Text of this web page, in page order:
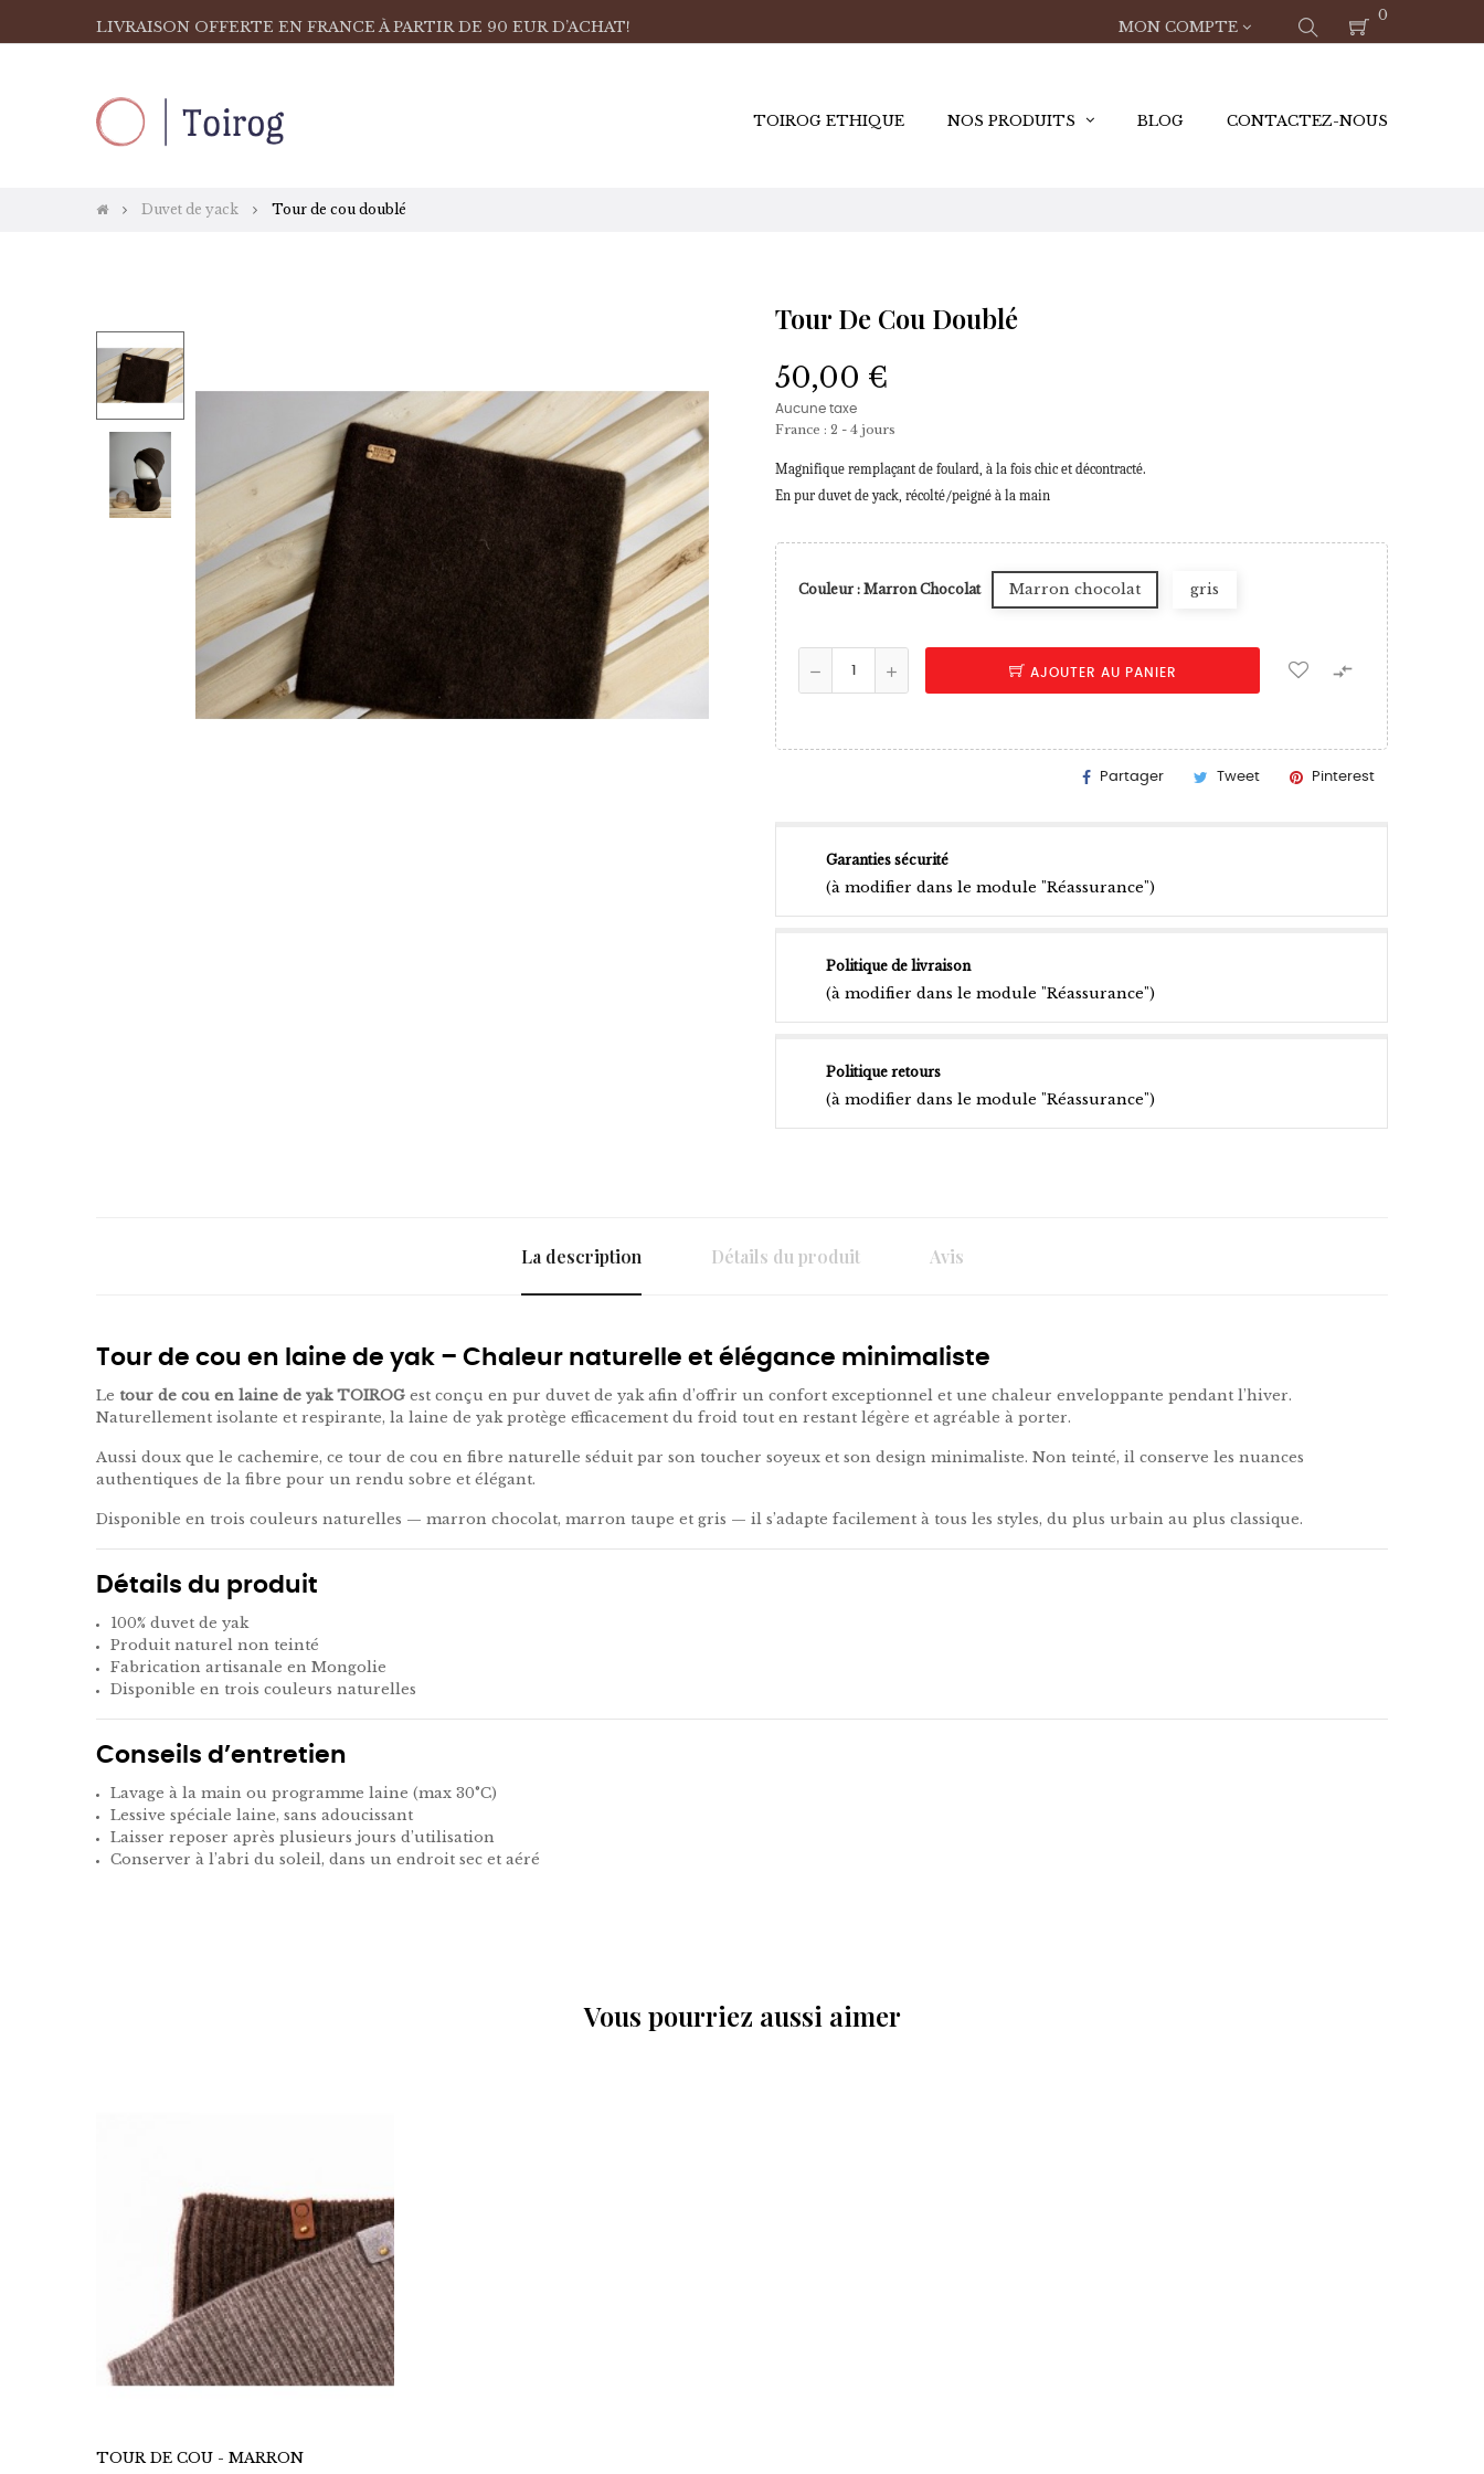
LIVRAISON OFFERTE EN FRANCE À PARTIR DE 90 EUR D’ACHAT! MON COMPTE
0
TOIROG ETHIQUE NOS PRODUITS BLOG CONTACTEZ-NOUS
Duvet de yack Tour de cou doublé
Tour De Cou Doublé
50,00 €
Aucune taxe
France : 2 - 4 jours
Magnifique remplaçant de foulard, à la fois chic et décontracté.
En pur duvet de yack, récolté/peigné à la main
Couleur : Marron Chocolat Marron chocolat gris
AJOUTER AU PANIER 
Partager Tweet Pinterest
Garanties sécurité
(à modifier dans le module "Réassurance")
Politique de livraison
(à modifier dans le module "Réassurance")
Politique retours
(à modifier dans le module "Réassurance")
La description Détails du produit Avis
Tour de cou en laine de yak – Chaleur naturelle et élégance minimaliste
Le tour de cou en laine de yak TOIROG est conçu en pur duvet de yak afin d’offrir un confort exceptionnel et une chaleur enveloppante pendant l’hiver.
Naturellement isolante et respirante, la laine de yak protège efficacement du froid tout en restant légère et agréable à porter.
Aussi doux que le cachemire, ce tour de cou en fibre naturelle séduit par son toucher soyeux et son design minimaliste. Non teinté, il conserve les nuances
authentiques de la fibre pour un rendu sobre et élégant.
Disponible en trois couleurs naturelles — marron chocolat, marron taupe et gris — il s’adapte facilement à tous les styles, du plus urbain au plus classique.
Détails du produit
100% duvet de yak
Produit naturel non teinté
Fabrication artisanale en Mongolie
Disponible en trois couleurs naturelles
Conseils d’entretien
Lavage à la main ou programme laine (max 30°C)
Lessive spéciale laine, sans adoucissant
Laisser reposer après plusieurs jours d’utilisation
Conserver à l’abri du soleil, dans un endroit sec et aéré
Vous pourriez aussi aimer
TOUR DE COU - MARRON